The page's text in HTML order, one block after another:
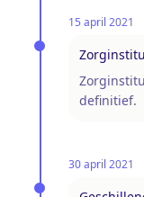
15 april 2021
definitief.
30 april 2021